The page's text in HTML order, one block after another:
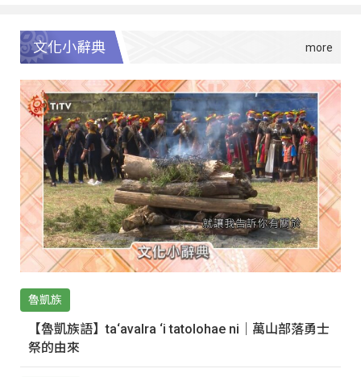
文化小辭典
魯凱族
【魯凱族語】ta‘avalra ‘i tatolohae ni｜萬山部落勇士
祭的由來